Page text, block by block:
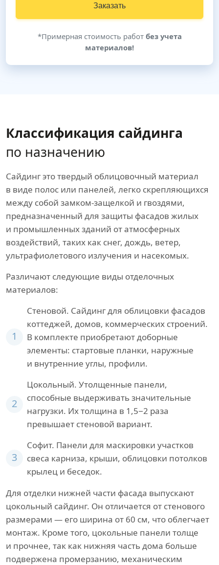
Заказать
*Примерная стоимость работ без учета
материалов!
Классификация сайдинга
по назначению
Сайдинг это твердый облицовочный материал
в виде полос или панелей, легко скрепляющихся
между собой замком-защелкой и гвоздями,
предназначенный для защиты фасадов жилых
и промышленных зданий от атмосферных
воздействий, таких как снег, дождь, ветер,
ультрафиолетового излучения и насекомых.
Различают следующие виды отделочных
материалов:
1
Стеновой. Сайдинг для облицовки фасадов
коттеджей, домов, коммерческих строений.
В комплекте приобретают доборные
элементы: стартовые планки, наружные
и внутренние углы, профили.
2
Цокольный. Утолщенные панели,
способные выдерживать значительные
нагрузки. Их толщина в 1,5−2 раза
превышает стеновой вариант.
3
Софит. Панели для маскировки участков
свеса карниза, крыши, облицовки потолков
крылец и беседок.
Для отделки нижней части фасада выпускают
цокольный сайдинг. Он отличается от стенового
размерами — его ширина от 60 см, что облегчает
монтаж. Кроме того, цокольные панели толще
и прочнее, так как нижняя часть дома больше
подвержена промерзанию, механическим